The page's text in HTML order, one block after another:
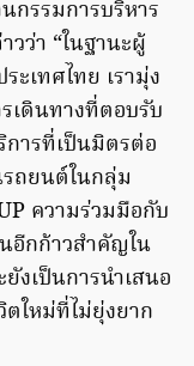
กรรมการบริหาร
ว่า “ในฐานะผู้
ะเทศไทย เรามุ่ง
เดินทางที่ตอบรับ
ารที่เป็นมิตรต่อ
ถยนต์ในกลุ่ม
ความร่วมมือกับ
อีกก้าวสำคัญใน
งเป็นการนำเสนอ
ใหม่ที่ไม่ยุ่งยาก